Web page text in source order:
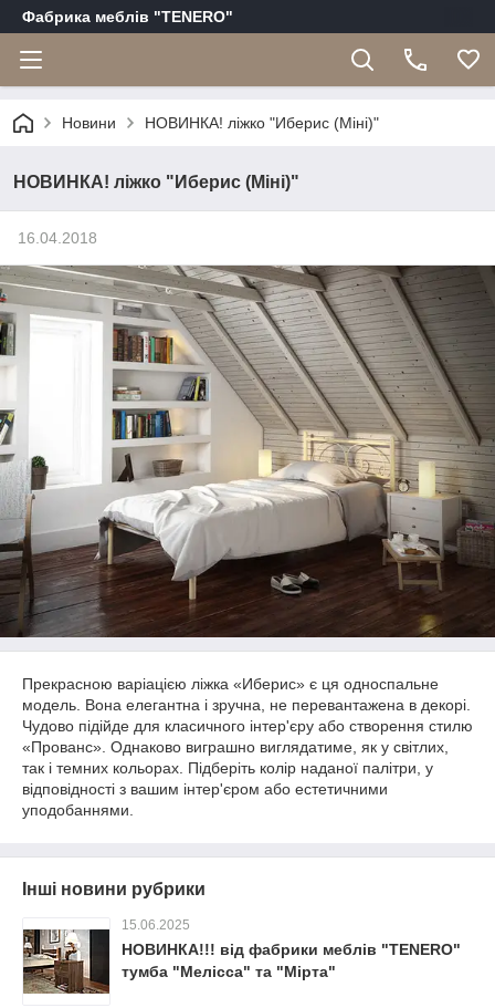
Фабрика меблів "TENERO"
Новини НОВИНКА! ліжко "Иберис (Міні)"
НОВИНКА! ліжко "Иберис (Міні)"
16.04.2018
Прекрасною варіацією ліжка «Иберис» є ця односпальне
модель. Вона елегантна і зручна, не перевантажена в декорі.
Чудово підійде для класичного інтер'єру або створення стилю
«Прованс». Однаково виграшно виглядатиме, як у світлих,
так і темних кольорах. Підберіть колір наданої палітри, у
відповідності з вашим інтер'єром або естетичними
уподобаннями.
Інші новини рубрики
15.06.2025
НОВИНКА!!! від фабрики меблів "TENERO"
тумба "Мелісса" та "Мірта"